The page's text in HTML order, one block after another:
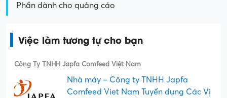
Phần dành cho quảng cáo
Việc làm tương tự cho bạn
Công Ty TNHH Japfa Comfeed Việt Nam
Nhà máy – Công ty TNHH Japfa
Comfeed Viet Nam Tuyển dụng Các Vị